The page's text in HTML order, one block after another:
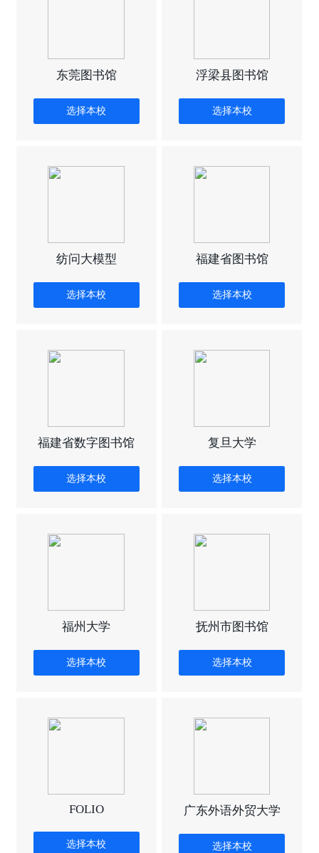
东莞图书馆
选择本校
浮梁县图书馆
选择本校
纺问大模型
选择本校
福建省图书馆
选择本校
福建省数字图书馆
选择本校
复旦大学
选择本校
福州大学
选择本校
抚州市图书馆
选择本校
FOLIO
选择本校
广东外语外贸大学
选择本校